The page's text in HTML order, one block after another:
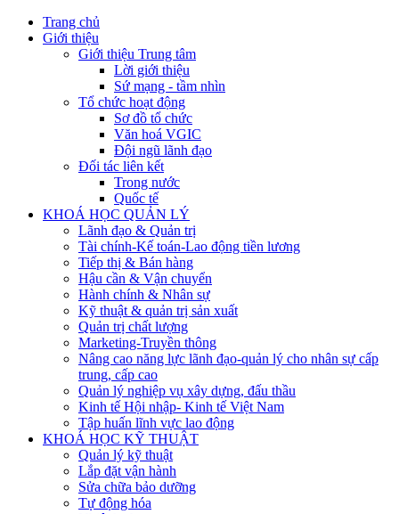
Trang chủ
Giới thiệu
Giới thiệu Trung tâm
Lời giới thiệu
Sứ mạng - tầm nhìn
Tổ chức hoạt động
Sơ đồ tổ chức
Văn hoá VGIC
Đội ngũ lãnh đạo
Đối tác liên kết
Trong nước
Quốc tế
KHOÁ HỌC QUẢN LÝ
Lãnh đạo & Quản trị
Tài chính-Kế toán-Lao động tiền lương
Tiếp thị & Bán hàng
Hậu cần & Vận chuyển
Hành chính & Nhân sự
Kỹ thuật & quản trị sản xuất
Quản trị chất lượng
Marketing-Truyền thông
Nâng cao năng lực lãnh đạo-quản lý cho nhân sự cấp
trung, cấp cao
Quản lý nghiệp vụ xây dựng, đấu thầu
Kinh tế Hội nhập- Kinh tế Việt Nam
Tập huấn lĩnh vực lao động
KHOÁ HỌC KỸ THUẬT
Quản lý kỹ thuật
Lắp đặt vận hành
Sửa chữa bảo dưỡng
Tự động hóa